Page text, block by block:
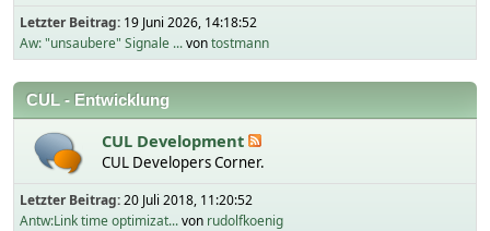
Letzter Beitrag: 19 Juni 2026, 14:18:52
Aw: "unsaubere" Signale ...vontostmann
CUL - Entwicklung
CUL Development
CUL Developers Corner.
Letzter Beitrag:20 Juli 2018, 11:20:52
Antw:Link time optimizat...von rudolfkoenig